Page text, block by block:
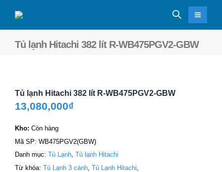
Tủ lạnh Hitachi 382 lít R-WB475PGV2-GBW
Tủ lạnh Hitachi 382 lít R-WB475PGV2-GBW
13,080,000₫
Kho: Còn hàng
Mã SP: WB475PGV2(GBW)
Danh mục: Tủ Lạnh, Tủ lạnh Hitachi
Từ khóa: Tủ Lạnh 3 cánh Tủ Lạnh Hitachi